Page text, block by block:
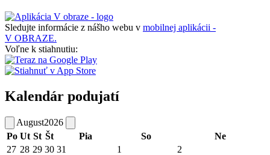
Sledujte informácie z nášho webu v mobilnej aplikácii -
V OBRAZE.
Voľne k stiahnutiu:
Kalendár podujatí
August2026
Po Ut St Št Pia So
Ne
27 28 29 30 31 1 2